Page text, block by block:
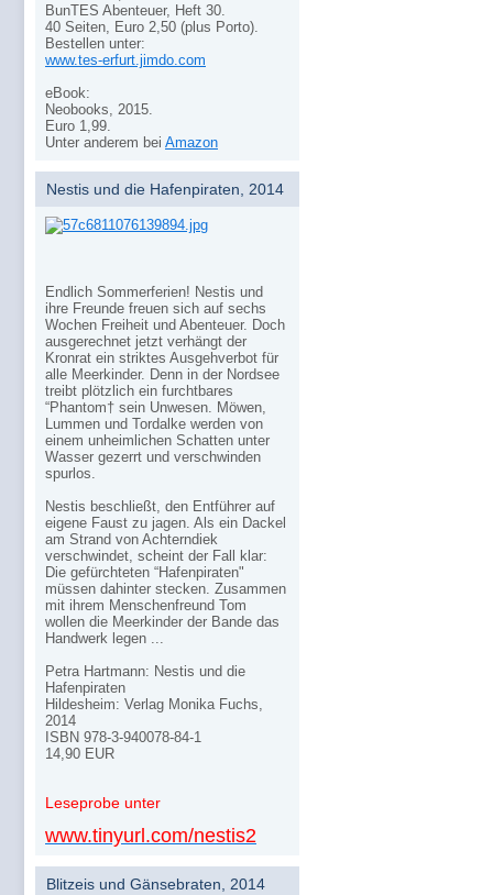
BunTES Abenteuer, Heft 30.
40 Seiten, Euro 2,50 (plus Porto).
Bestellen unter:
www.tes-erfurt.jimdo.com
eBook:
Neobooks, 2015.
Euro 1,99.
Unter anderem bei Amazon
Nestis und die Hafenpiraten, 2014
Endlich Sommerferien! Nestis und
ihre Freunde freuen sich auf sechs
Wochen Freiheit und Abenteuer. Doch
ausgerechnet jetzt verhängt der
Kronrat ein striktes Ausgehverbot für
alle Meerkinder. Denn in der Nordsee
treibt plötzlich ein furchtbares
“Phantom† sein Unwesen. Möwen,
Lummen und Tordalke werden von
einem unheimlichen Schatten unter
Wasser gezerrt und verschwinden
spurlos.
Nestis beschließt, den Entführer auf
eigene Faust zu jagen. Als ein Dackel
am Strand von Achterndiek
verschwindet, scheint der Fall klar:
Die gefürchteten “Hafenpiraten"
müssen dahinter stecken. Zusammen
mit ihrem Menschenfreund Tom
wollen die Meerkinder der Bande das
Handwerk legen ...
Petra Hartmann: Nestis und die
Hafenpiraten
Hildesheim: Verlag Monika Fuchs,
2014
ISBN 978-3-940078-84-1
14,90 EUR
Leseprobe unter
www.tinyurl.com/nestis2
Blitzeis und Gänsebraten, 2014